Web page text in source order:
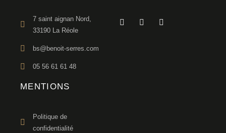
7 saint aignan Nord,
33190 La Réole
bs@benoit-serres.com
05 56 61 61 48
MENTIONS
Politique de
confidentialité